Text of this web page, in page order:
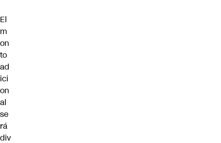
El
m
on
to
ad
ici
on
al
se
rá
div